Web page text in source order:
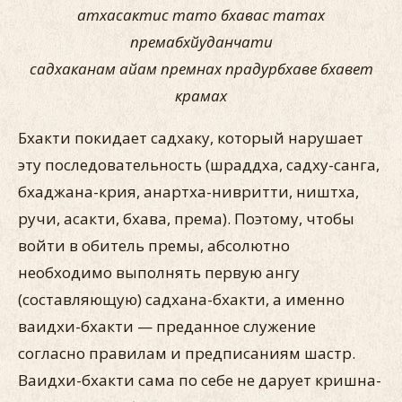
атхасактис тато бхавас татах
премабхйуданчати
садхаканам айам премнах прадурбхаве бхавет
крамах
Бхакти покидает садхаку, который нарушает
эту последовательность (шраддха, садху-санга,
бхаджана-крия, анартха-нивритти, ништха,
ручи, асакти, бхава, према). Поэтому, чтобы
войти в обитель премы, абсолютно
необходимо выполнять первую ангу
(составляющую) садхана-бхакти, а именно
ваидхи-бхакти — преданное служение
согласно правилам и предписаниям шастр.
Ваидхи-бхакти сама по себе не дарует кришна-